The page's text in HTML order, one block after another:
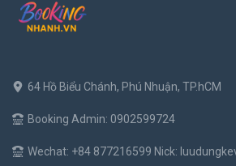
64 Hồ Biểu Chánh, Phú Nhuận, TP.hCM
Booking Admin: 0902599724
Wechat: +84 877216599 Nick: